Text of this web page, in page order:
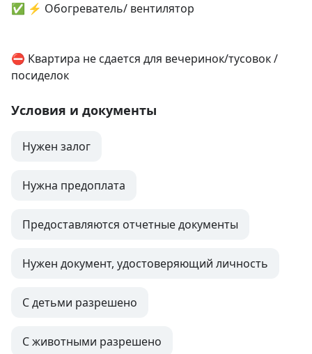
✅ ⚡ Обогреватель/ вентилятор
⛔ Квартира не сдается для вечеринок/тусовок /
посиделок
Условия и документы
Нужен залог
Нужна предоплата
Предоставляются отчетные документы
Нужен документ, удостоверяющий личность
С детьми разрешено
С животными разрешено